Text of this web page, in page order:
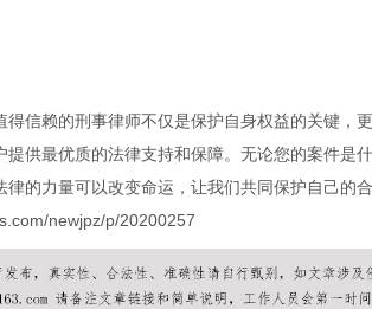
得信赖的刑事律师不仅是保护自身权益的关键，
提供最优质的法律支持和保障。无论您的案件是
律的力量可以改变命运，让我们共同保护自己的
newjpz/p/20200257